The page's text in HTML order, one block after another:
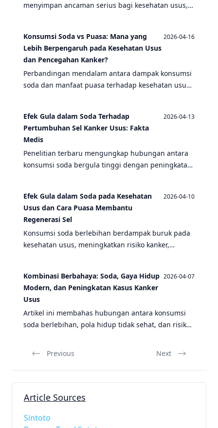
menyimpan ancaman serius bagi kesehatan usus,
puasa dapat membantu proses detoksifikasi tubuh
secara alami.
Konsumsi Soda vs Puasa: Mana yang
Lebih Berpengaruh pada Kesehatan Usus
dan Pencegahan Kanker?
2026-04-16
Perbandingan mendalam antara dampak konsumsi
soda dan manfaat puasa terhadap kesehatan usus
penyakit.
Efek Gula dalam Soda Terhadap
Pertumbuhan Sel Kanker Usus: Fakta
Medis
2026-04-13
Penelitian terbaru mengungkap hubungan antara
konsumsi soda bergula tinggi dengan peningkatan
pencegahan termasuk manfaat puasa.
Efek Gula dalam Soda pada Kesehatan
Usus dan Cara Puasa Membantu
Regenerasi Sel
2026-04-10
Konsumsi soda berlebihan berdampak buruk pada
kesehatan usus, meningkatkan risiko kanker,
Kombinasi Berbahaya: Soda, Gaya Hidup
Modern, dan Peningkatan Kasus Kanker
Usus
2026-04-07
Artikel ini membahas hubungan antara konsumsi
soda berlebihan, pola hidup tidak sehat, dan risiko
Previous Next
Article Sources
Sintoto